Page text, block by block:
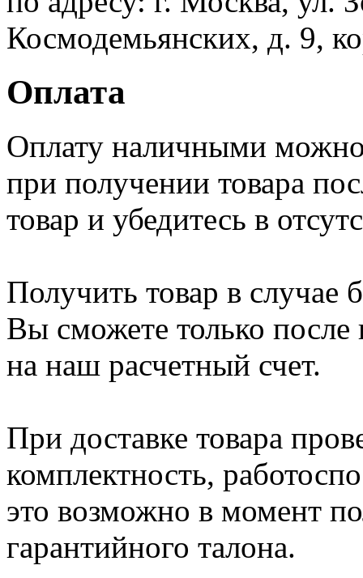
Космодемьянских, д. 9,
Оплата
Оплату наличными можно
при получении товара
товар и убедитесь в
Получить товар в случае
Вы сможете только
на наш расчетный счет.
При доставке товара
комплектность,
это возможно в момент
гарантийного талона.